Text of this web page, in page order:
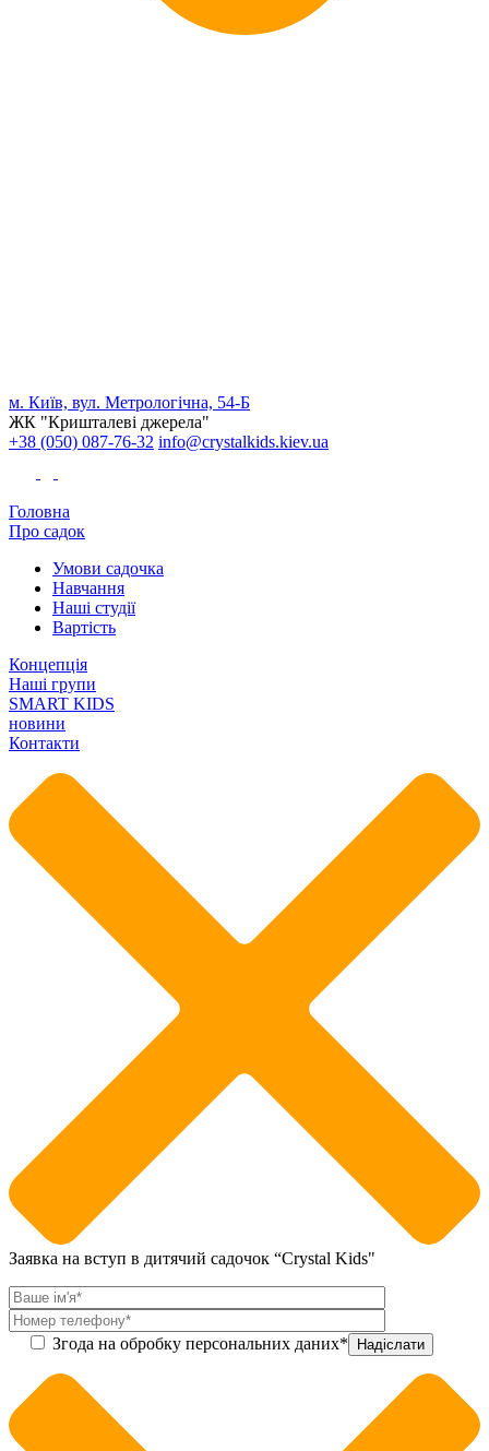
м. Київ, вул. Метрологічна, 54-Б
ЖК "Кришталеві джерела"
+38 (050) 087-76-32 info@crystalkids.kiev.ua
Головна
Про садок
Умови садочка
Навчання
Наші студії
Вартість
Концепція
Наші групи
SMART KIDS
новини
Контакти
Заявка на вступ в дитячий садочок “Crystal Kids"
Згода на обробку персональних даних*